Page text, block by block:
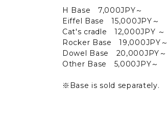
H Base 7,000JPY～
Eiffel Base 15,000JPY～
Cat's cradle 12,000JPY ～
Rocker Base 19,000JPY～
Dowel Base 20,000JPY～
Other Base 5,000JPY～
※Base is sold separately.